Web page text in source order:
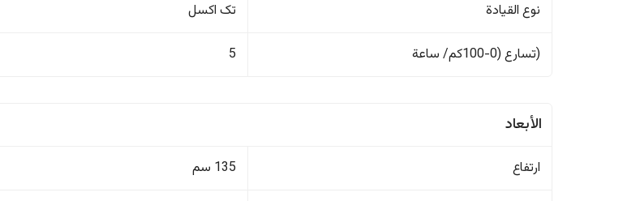
نوع القيادة تک اکسل
(تسارع (0-100كم/ ساعة 5
الأبعاد
ارتفاع 135 سم